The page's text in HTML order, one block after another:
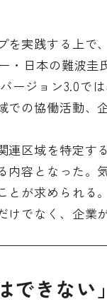
実践する上で
・日本の難波圭
ージョン3.0で
での協働活動、
区域を特定す
内容となった。
が求められる
けでなく、企業
きない」